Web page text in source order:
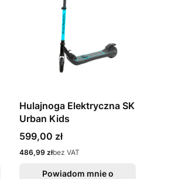
Hulajnoga Elektryczna SK
Urban Kids
Cena
599,00 zł
Cena
486,99 złbez VAT
Powiadom mnie o